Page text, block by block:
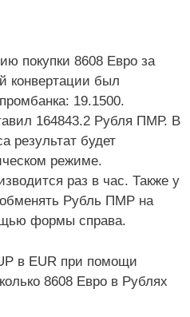
покупки 8608 Евро за
конвертации был
19.1500.
164843.2 Рубля ПМР. В
результат будет
режиме.
раз в час. Также у
Рубль ПМР на
формы справа.
в EUR при помощи
8608 Евро в Рублях